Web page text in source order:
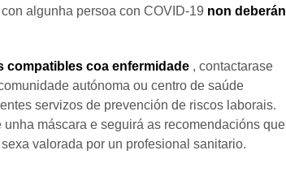
algunha persoa con COVID-19 non deberán
compatibles coa enfermidade , contactarase
autónoma ou centro de saúde
servizos de prevención de riscos laborais.
máscara e seguirá as recomendacións que
valorada por un profesional sanitario.